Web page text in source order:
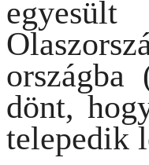
dönt,
telepedik